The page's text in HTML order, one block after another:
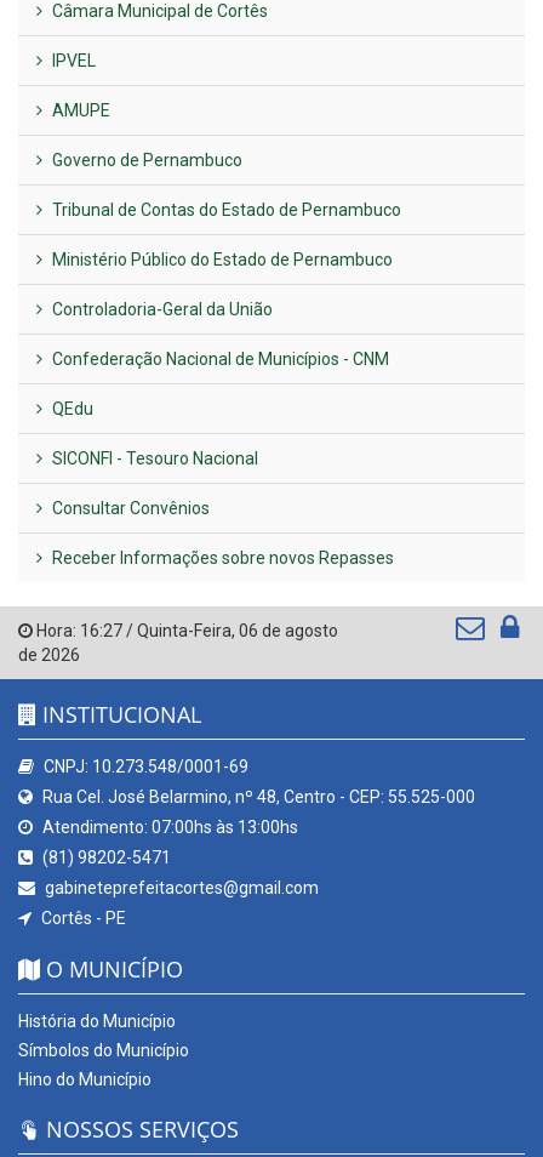
Câmara Municipal de Cortês
IPVEL
AMUPE
Governo de Pernambuco
Tribunal de Contas do Estado de Pernambuco
Ministério Público do Estado de Pernambuco
Controladoria-Geral da União
Confederação Nacional de Municípios - CNM
QEdu
SICONFI - Tesouro Nacional
Consultar Convênios
Receber Informações sobre novos Repasses
Hora: 16:27/Quinta-Feira, 06 de agosto
de 2026
INSTITUCIONAL
CNPJ: 10.273.548/0001-69
Rua Cel. José Belarmino, nº 48, Centro - CEP: 55.525-000
Atendimento: 07:00hs às 13:00hs
(81) 98202-5471
gabineteprefeitacortes@gmail.com
Cortês - PE
O MUNICÍPIO
História do Município
Símbolos do Município
Hino do Município
NOSSOS SERVIÇOS